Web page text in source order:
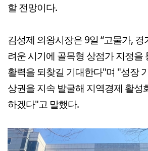
할 전망이다.
김성제 의왕시장은 9일 “고물가,
려운 시기에 골목형 상점가 지정을
활력을 되찾길 기대한다"며 "성장
상권을 지속 발굴해 지역경제 활성
하겠다"고 말했다.